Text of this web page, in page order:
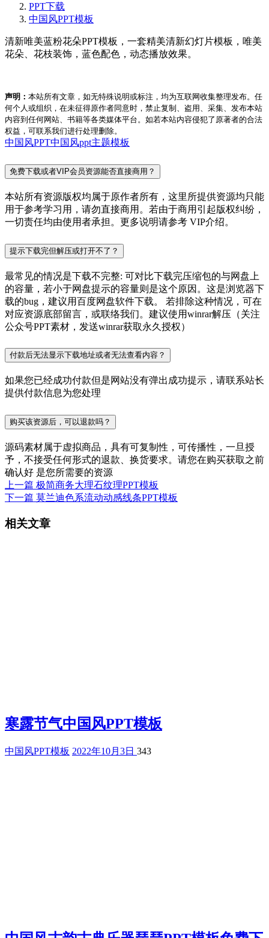
PPT下载
中国风PPT模板
清新唯美蓝粉花朵PPT模板，一套精美清新幻灯片模板，唯美
花朵、花枝装饰，蓝色配色，动态播放效果。
声明： 本站所有文章，如无特殊说明或标注，均为互联网收集整理发布。任
何个人或组织，在未征得原作者同意时，禁止复制、盗用、采集、发布本站
内容到任何网站、书籍等各类媒体平台。如若本站内容侵犯了原著者的合法
权益，可联系我们进行处理删除。
中国风PPT中国风ppt主题模板
免费下载或者VIP会员资源能否直接商用？
本站所有资源版权均属于原作者所有，这里所提供资源均只能
用于参考学习用，请勿直接商用。若由于商用引起版权纠纷，
一切责任均由使用者承担。更多说明请参考 VIP介绍。
提示下载完但解压或打开不了？
最常见的情况是下载不完整: 可对比下载完压缩包的与网盘上
的容量，若小于网盘提示的容量则是这个原因。这是浏览器下
载的bug，建议用百度网盘软件下载。 若排除这种情况，可在
对应资源底部留言，或联络我们。建议使用winrar解压（关注
公众号PPT素材，发送winrar获取永久授权）
付款后无法显示下载地址或者无法查看内容？
如果您已经成功付款但是网站没有弹出成功提示，请联系站长
提供付款信息为您处理
购买该资源后，可以退款吗？
源码素材属于虚拟商品，具有可复制性，可传播性，一旦授
予，不接受任何形式的退款、换货要求。请您在购买获取之前
确认好 是您所需要的资源
上一篇 极简商务大理石纹理PPT模板
下一篇 莫兰迪色系流动动感线条PPT模板
相关文章
寒露节气中国风PPT模板
中国风PPT模板 2022年10月3日 343